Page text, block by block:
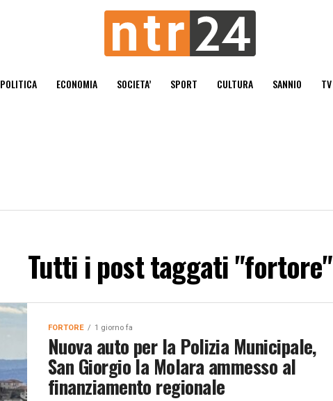
POLITICA ECONOMIA SOCIETA’ SPORT CULTURA SANNIO TV
Tutti i post taggati "fortore"
FORTORE 1 giorno fa
Nuova auto per la Polizia Municipale,
San Giorgio la Molara ammesso al
finanziamento regionale